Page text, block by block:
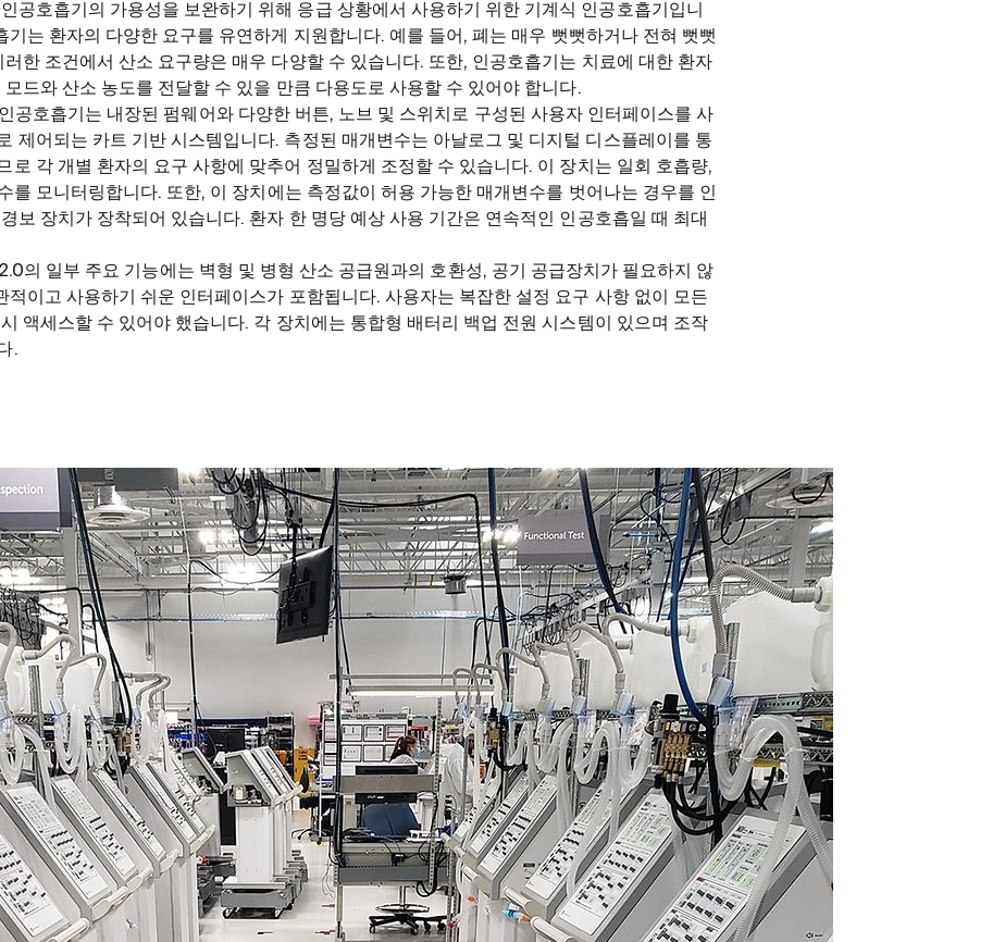
공호흡기의 가용성을 보완하기 위해 응급 상황에서 사용하기 위한 기계식 인공호흡기입니
기는 환자의 다양한 요구를 유연하게 지원합니다. 예를 들어, 폐는 매우 뻣뻣하거나 전혀 뻣뻣
한 조건에서 산소 요구량은 매우 다양할 수 있습니다. 또한, 인공호흡기는 치료에 대한 환자
드와 산소 농도를 전달할 수 있을 만큼 다용도로 사용할 수 있어야 합니다.
호흡기는 내장된 펌웨어와 다양한 버튼, 노브 및 스위치로 구성된 사용자 인터페이스를 사
제어되는 카트 기반 시스템입니다. 측정된 매개변수는 아날로그 및 디지털 디스플레이를 통
로 각 개별 환자의 요구 사항에 맞추어 정밀하게 조정할 수 있습니다. 이 장치는 일회 호흡량,
를 모니터링합니다. 또한, 이 장치에는 측정값이 허용 가능한 매개변수를 벗어나는 경우를 인
보 장치가 장착되어 있습니다. 환자 한 명당 예상 사용 기간은 연속적인 인공호흡일 때 최대
의 일부 주요 기능에는 벽형 및 병형 산소 공급원과의 호환성, 공기 공급장치가 필요하지 않
적이고 사용하기 쉬운 인터페이스가 포함됩니다. 사용자는 복잡한 설정 요구 사항 없이 모든
액세스할 수 있어야 했습니다. 각 장치에는 통합형 배터리 백업 전원 시스템이 있으며 조작
.